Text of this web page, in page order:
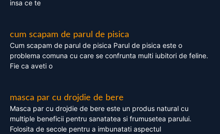
insa ce te
cum scapam de parul de pisica
Cum scapam de parul de pisica Parul de pisica este o
problema comuna cu care se confrunta multi iubitori de feline.
Fie ca aveti o
masca par cu drojdie de bere
Masca par cu drojdie de bere este un produs natural cu
multiple beneficii pentru sanatatea si frumusetea parului.
Folosita de secole pentru a imbunatati aspectul